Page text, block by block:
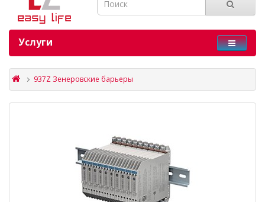
Услуги
937Z Зенеровские барьеры